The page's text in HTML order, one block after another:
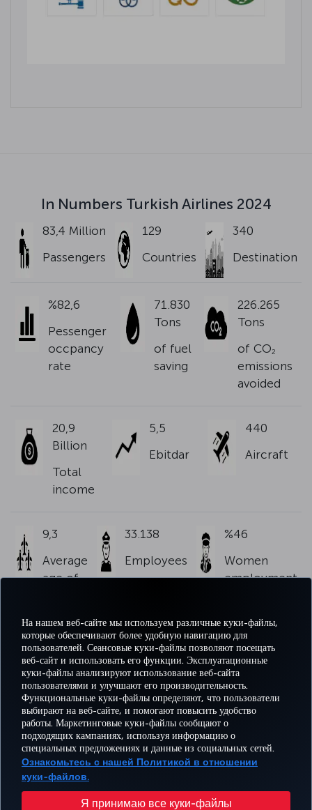
На нашем веб-сайте мы используем различные куки-файлы,
которые обеспечивают более удобную навигацию для
пользователей. Сеансовые куки-файлы позволяют посещать
веб-сайт и использовать его функции. Эксплуатационные
куки-файлы анализируют использование веб-сайта
пользователями и улучшают его производительность.
Функциональные куки-файлы определяют, что пользователи
выбирают на веб-сайте, и помогают повысить удобство
работы. Маркетинговые куки-файлы сообщают о
подходящих кампаниях, используя информацию о
специальных предложениях и данные из социальных сетей.
Ознакомьтесь с нашей Политикой в отношении
куки-файлов.
Я принимаю все куки-файлы
In Numbers Turkish Airlines 2024
83,4 Million
Passengers
129
Countries
340
Destination
%82,6
Pessenger
occpancy
rate
71.830
Tons
of fuel
saving
226.265
Tons
of CO2
emissions
avoided
20,9
Billion
Total
income
5,5
Ebitdar
440
Aircraft
9,3
Average
age of
33.138
Employees
%46
Women
employment
Facebook
TwitterInstagram
YouTubeLinkedIn
TikTokБлогPinterest
БРОНИРУЙТЕ И
УПРАВЛЯЙТЕ
БРОНИРОВАНИЕМ
ВПЕЧАТЛЕНИЕ
ПРЕДЛОЖЕНИЯ
И
НАПРАВЛЕНИЯ
ПОМОЩЬ
Правовое уведомление